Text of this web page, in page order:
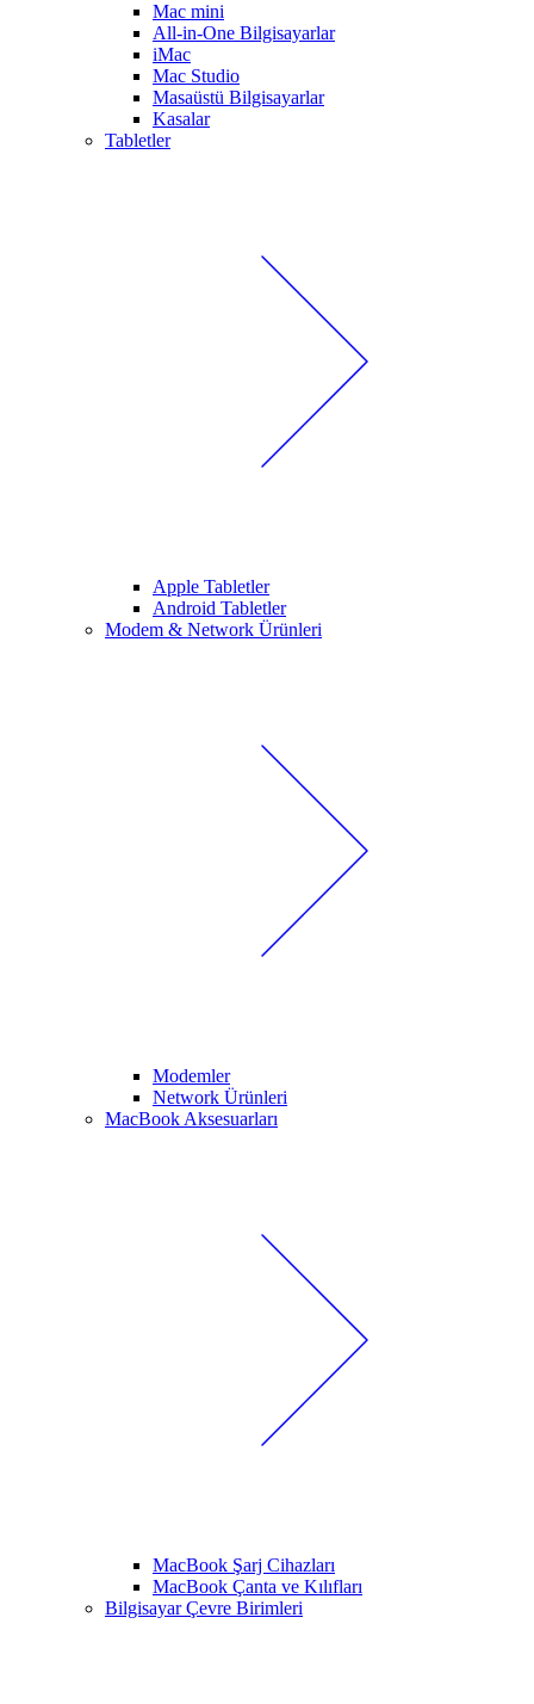
Mac mini
All-in-One Bilgisayarlar
iMac
Mac Studio
Masaüstü Bilgisayarlar
Kasalar
Tabletler
Apple Tabletler
Android Tabletler
Modem & Network Ürünleri
Modemler
Network Ürünleri
MacBook Aksesuarları
MacBook Şarj Cihazları
MacBook Çanta ve Kılıfları
Bilgisayar Çevre Birimleri